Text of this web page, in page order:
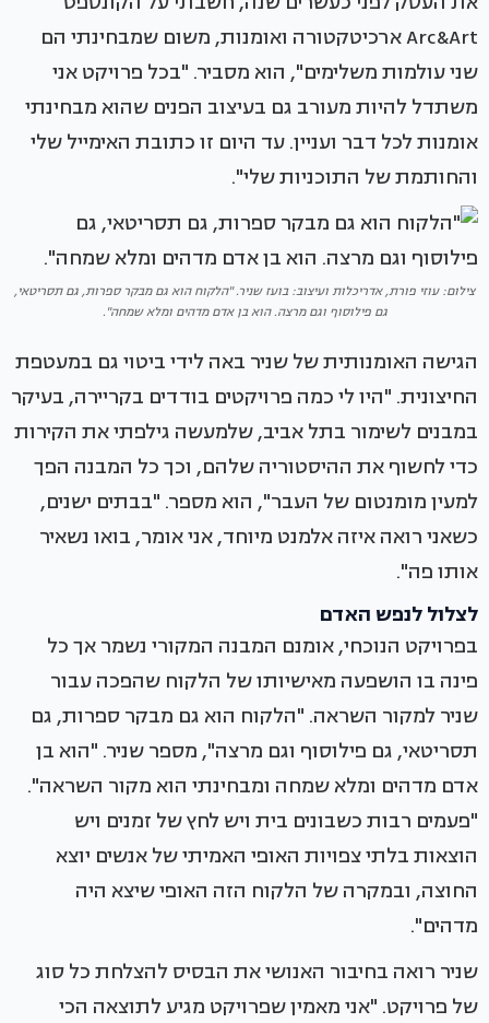
Arc&Art ארכיטקטורה ואומנות, משום שמבחינתי הם
שני עולמות משלימים", הוא מסביר. "בכל פרויקט אני
משתדל להיות מעורב גם בעיצוב הפנים שהוא מבחינתי
אומנות לכל דבר ועניין. עד היום זו כתובת האימייל שלי
והחותמת של התוכניות שלי".
צילום: עוזי פורת, אדריכלות ועיצוב: בועז שניר. "הלקוח הוא גם מבקר ספרות, גם תסריטאי,
גם פילוסוף וגם מרצה. הוא בן אדם מדהים ומלא שמחה".
הגישה האומנותית של שניר באה לידי ביטוי גם במעטפת
החיצונית. "היו לי כמה פרויקטים בודדים בקריירה, בעיקר
במבנים לשימור בתל אביב, שלמעשה גילפתי את הקירות
כדי לחשוף את ההיסטוריה שלהם, וכך כל המבנה הפך
למעין מומנטום של העבר", הוא מספר. "בבתים ישנים,
כשאני רואה איזה אלמנט מיוחד, אני אומר, בואו נשאיר
אותו פה".
לצלול לנפש האדם
בפרויקט הנוכחי, אומנם המבנה המקורי נשמר אך כל
פינה בו הושפעה מאישיותו של הלקוח שהפכה עבור
שניר למקור השראה. "הלקוח הוא גם מבקר ספרות, גם
תסריטאי, גם פילוסוף וגם מרצה", מספר שניר. "הוא בן
אדם מדהים ומלא שמחה ומבחינתי הוא מקור השראה".
"פעמים רבות כשבונים בית ויש לחץ של זמנים ויש
הוצאות בלתי צפויות האופי האמיתי של אנשים יוצא
החוצה, ובמקרה של הלקוח הזה האופי שיצא היה
מדהים".
שניר רואה בחיבור האנושי את הבסיס להצלחת כל סוג
של פרויקט. "אני מאמין שפרויקט מגיע לתוצאה הכי